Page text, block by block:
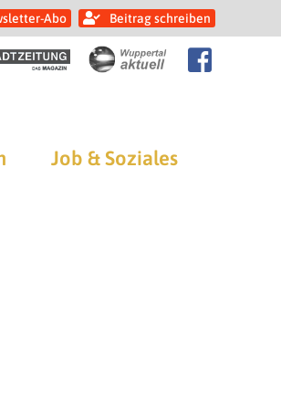
Abo Beitrag schreiben
Job & Soziales